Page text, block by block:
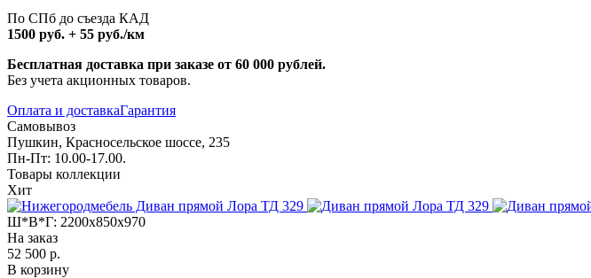
По СПб до съезда КАД
1500 руб. + 55 руб./км
Бесплатная доставка при заказе от 60 000 рублей.
Без учета акционных товаров.
Оплата и доставкаГарантия
Самовывоз
Пушкин, Красносельское шоссе, 235
Пн-Пт: 10.00-17.00.
Товары коллекции
Хит
Ш*В*Г: 2200x850x970
На заказ
52 500 р.
В корзину